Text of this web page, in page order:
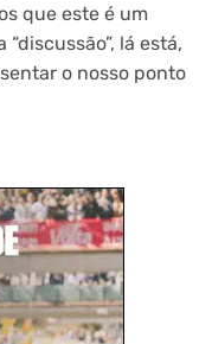
que este é um
lá está,
o nosso ponto